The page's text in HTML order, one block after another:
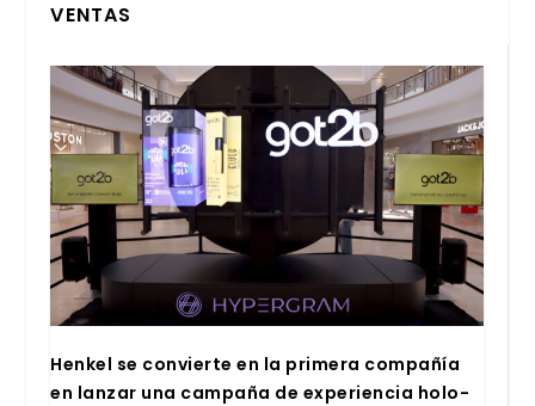
VENTAS
Hen­kel se con­vier­te en la pri­me­ra com­pa­ñía
en lan­zar una cam­pa­ña de expe­rien­cia holo­